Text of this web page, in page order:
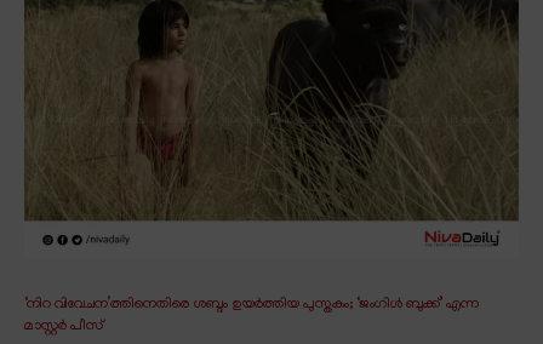
‘നിറ വിവേചന’ത്തിനെതിരെ ശബ്ദം ഉയർത്തിയ പുസ്തകം; ‘ജംഗിൾ ബുക്ക്’ എന്ന
മാസ്റ്റർ പീസ്